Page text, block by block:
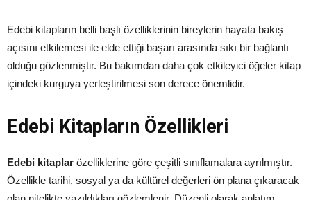
Edebi kitapların belli başlı özelliklerinin bireylerin hayata bakış
açısını etkilemesi ile elde ettiği başarı arasında sıkı bir bağlantı
olduğu gözlenmiştir. Bu bakımdan daha çok etkileyici öğeler kitap
içindeki kurguya yerleştirilmesi son derece önemlidir.
Edebi Kitapların Özellikleri
Edebi kitaplar özelliklerine göre çeşitli sınıflamalara ayrılmıştır.
Özellikle tarihi, sosyal ya da kültürel değerleri ön plana çıkaracak